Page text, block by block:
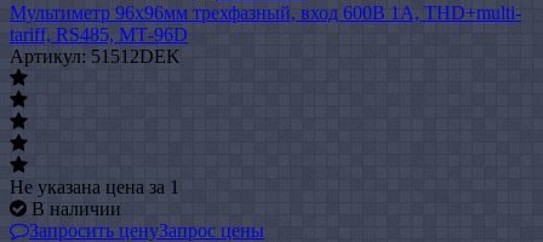
Мультиметр 96х96мм трехфазный, вход 600В 1А, THD+multi-
tariff, RS485, МТ-96D
Артикул: 51512DEK
Не указана цена за 1
В наличии
Запросить ценуЗапрос цены